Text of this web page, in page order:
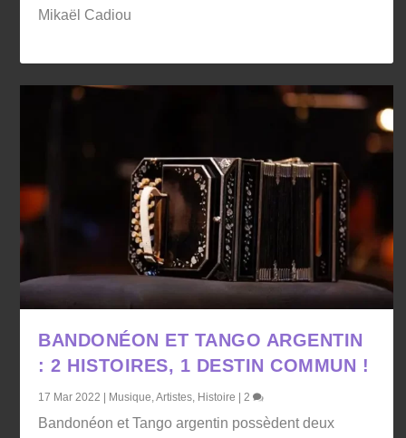
Mikaël Cadiou
BANDONÉON ET TANGO ARGENTIN
: 2 HISTOIRES, 1 DESTIN COMMUN !
17 Mar 2022 | Musique ,Artistes Histoire | 2
Bandonéon et Tango argentin possèdent deux